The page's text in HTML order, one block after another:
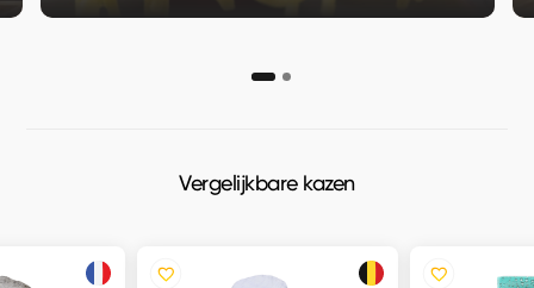
Vergelijkbare kazen